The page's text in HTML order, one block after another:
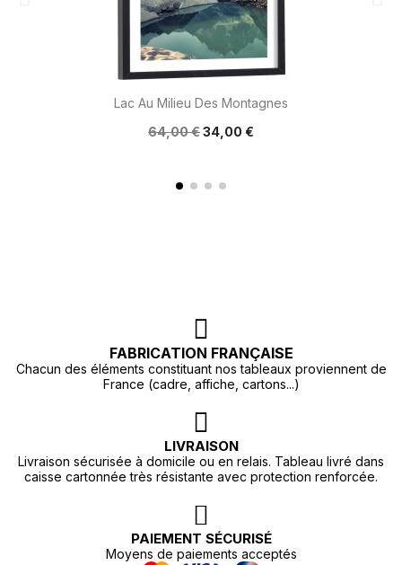
Lac Au Milieu Des Montagnes
64,00 €34,00 €
FABRICATION FRANÇAISE
Chacun des éléments constituant nos tableaux proviennent de
France (cadre, affiche, cartons...)
LIVRAISON
Livraison sécurisée à domicile ou en relais. Tableau livré dans
caisse cartonnée très résistante avec protection renforcée.
PAIEMENT SÉCURISÉ
Moyens de paiements acceptés